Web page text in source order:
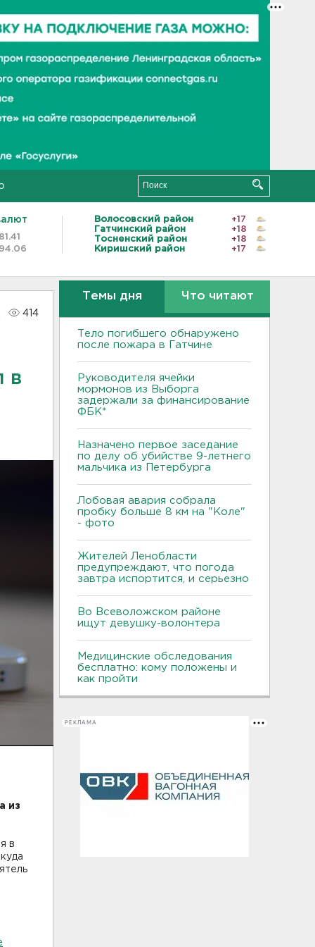
Волосовский район
+17
Гатчинский район
+18
Тосненский район
+18
Киришский район
+17
414
в
из
в
Темы дня Что читают
Тело погибшего обнаружено
после пожара в Гатчине
Руководителя ячейки
мормонов из Выборга
задержали за финансирование
ФБК*
Назначено первое заседание
по делу об убийстве 9-летнего
мальчика из Петербурга
Лобовая авария собрала
пробку больше 8 км на "Коле"
- фото
Жителей Ленобласти
предупреждают, что погода
завтра испортится, и серьезно
Во Всеволожском районе
ищут девушку-волонтера
Медицинские обследования
бесплатно: кому положены и
как пройти
РЕКЛАМА